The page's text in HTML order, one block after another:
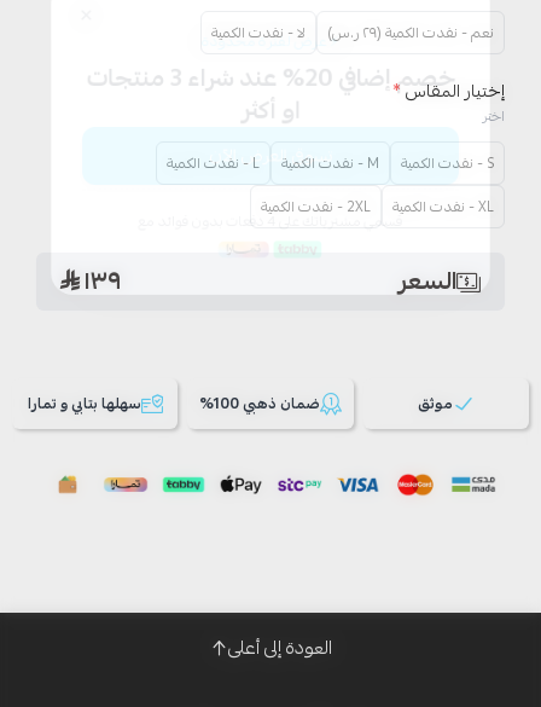
نعم - نفدت الكمية (٢٩ ر.س) لا - نفدت الكمية
إختيار المقاس*
اختر
S - نفدت الكمية M - نفدت الكمية
L - نفدت الكمية
XL - نفدت الكمية
2XL - نفدت الكمية
السعر ١٣٩
موثق ضمان ذهبي 100% سهلها بتابي و تمارا
العودة إلى أعلى